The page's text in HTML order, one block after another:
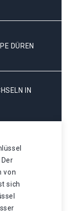
DÜREN
IN K
von
sich